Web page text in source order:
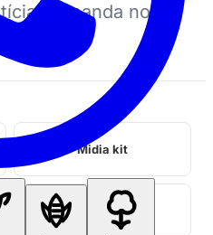
— manda no
Midia kit
Privacidade